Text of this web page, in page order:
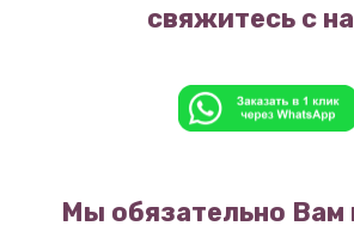
свяжитесь с
Мы обязательно